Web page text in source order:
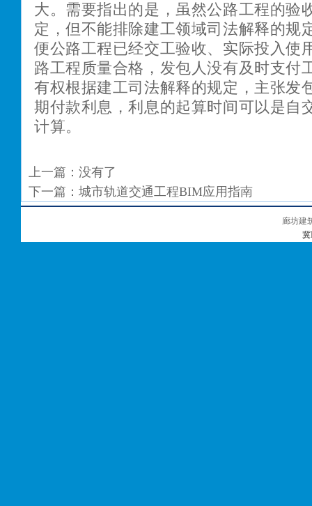
大。需要指出的是，虽然公路工程的验
定，但不能排除建工领域司法解释的规
便公路工程已经交工验收、实际投入使
路工程质量合格，发包人没有及时支付
有权根据建工司法解释的规定，主张发
期付款利息，利息的起算时间可以是自
计算。
上一篇：没有了
下一篇： 城市轨道交通工程BIM应用指南
廊坊建
冀